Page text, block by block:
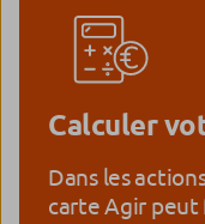
Vous
Livret
Le livret
Calculer
Dans les
carte Agir